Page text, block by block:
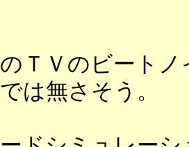
ＴＶのビートノ
は無さそう。